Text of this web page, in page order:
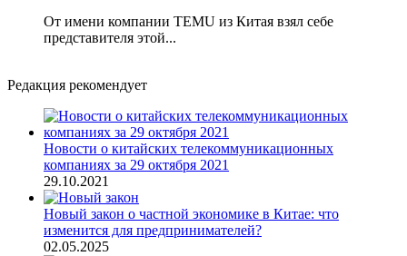
От имени компании TEMU из Китая взял себе
представителя этой...
Редакция рекомендует
Новости о китайских телекоммуникационных
компаниях за 29 октября 2021
29.10.2021
Новый закон о частной экономике в Китае: что
изменится для предпринимателей?
02.05.2025